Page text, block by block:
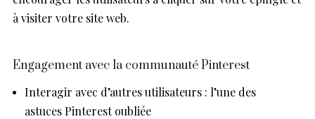
à visiter votre site web.
Engagement avec la communauté Pinterest
Interagir avec d’autres utilisateurs : l’une des
astuces Pinterest oubliée